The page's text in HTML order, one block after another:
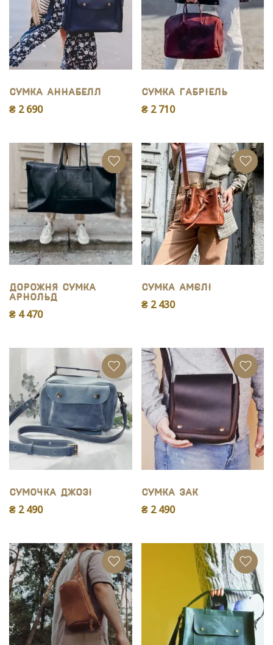
Сумка Аннабелл
₴ 2 690
Сумка Габріель
₴ 2 710
Дорожня сумка
Арнольд
₴ 4 470
Сумка Амєлі
₴ 2 430
Сумочка Джозі
₴ 2 490
Сумка Зак
₴ 2 490